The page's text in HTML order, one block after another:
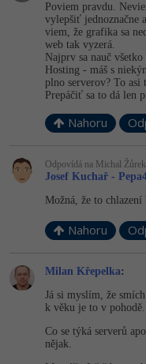
Poviem pravdu.
vylepšiť jednoznačne
viem, že grafika sa
web tak vyzerá.
Najprv sa nauč
Hosting - máš s
plno serverov? To
Prepáčiť sa to dá len
Nahoru
Odpovídá na Michal
Josef Kuchař -
Možná, že to
Nahoru
Milan Křepelka:
Já si myslím, že
k věku je to v
Co se týká serverů
nějak.